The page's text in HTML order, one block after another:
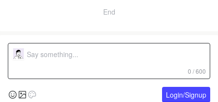
End
0 / 600
Login/Signup